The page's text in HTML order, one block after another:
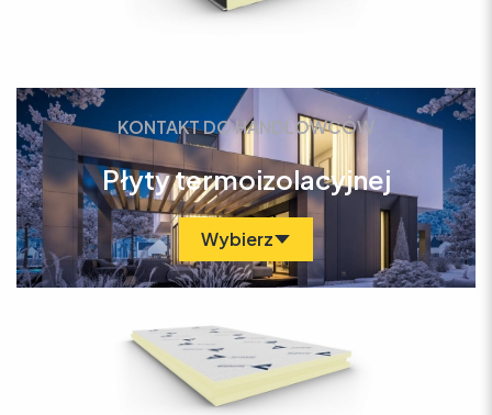
KONTAKT DO HANDLOWCÓW
Płyty termoizolacyjnej
Wybierz